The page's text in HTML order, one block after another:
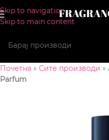
Skip to navigation
Skip to main content
Почетна » Сите производи »
Parfum